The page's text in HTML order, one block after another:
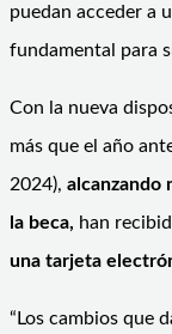
puedan acceder a
fundamental para
Con la nueva
más que el año
2024), alcanzando
la beca, han
una tarjeta
“Los cambios que